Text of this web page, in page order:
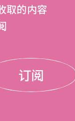
取的内容
订阅